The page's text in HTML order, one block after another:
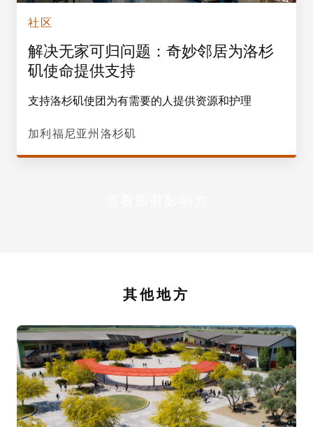
社区
解决无家可归问题：奇妙邻居为洛杉
矶使命提供支持
支持洛杉矶使团为有需要的人提供资源和护理
加利福尼亚州洛杉矶
其他地方